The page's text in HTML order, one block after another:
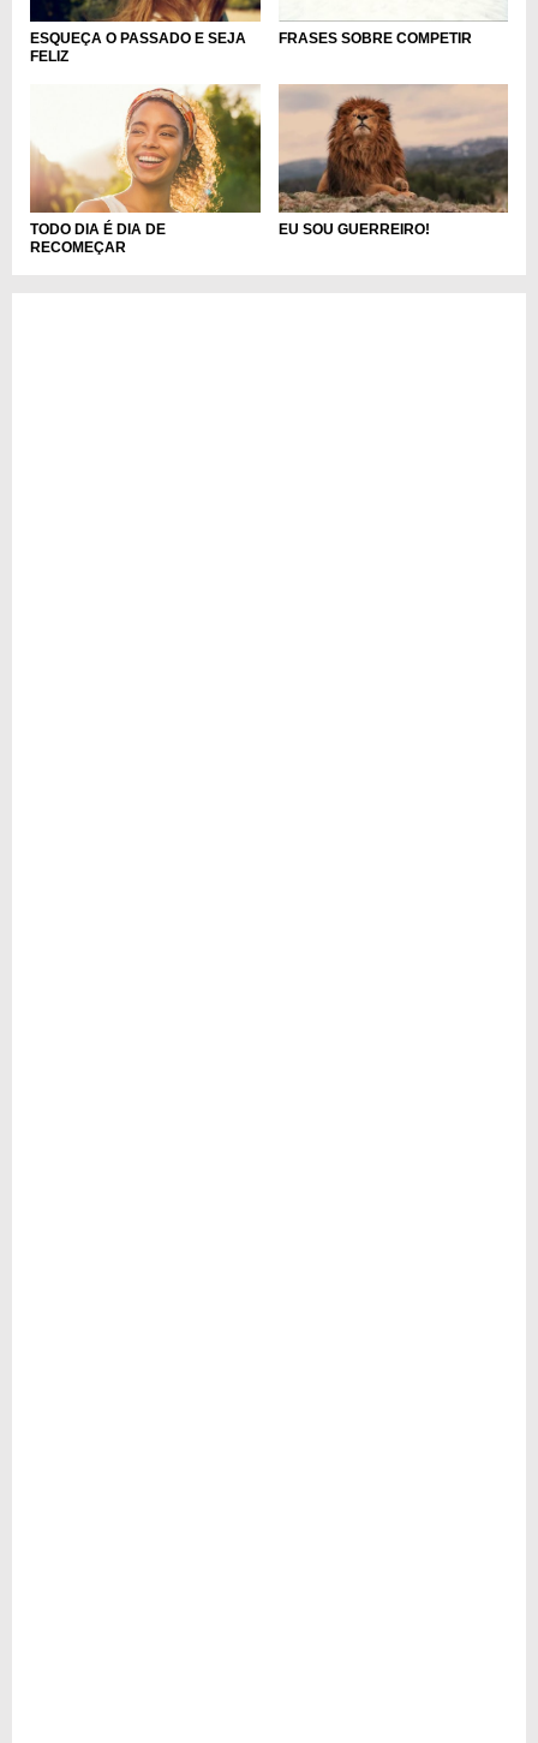
ESQUEÇA O PASSADO E SEJA
FELIZ
FRASES SOBRE COMPETIR
TODO DIA É DIA DE
RECOMEÇAR
EU SOU GUERREIRO!